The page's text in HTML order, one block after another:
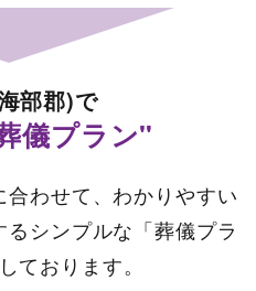
部郡)で
儀プラン"
わせて、わかりやすい
シンプルな「葬儀プラ
ております。